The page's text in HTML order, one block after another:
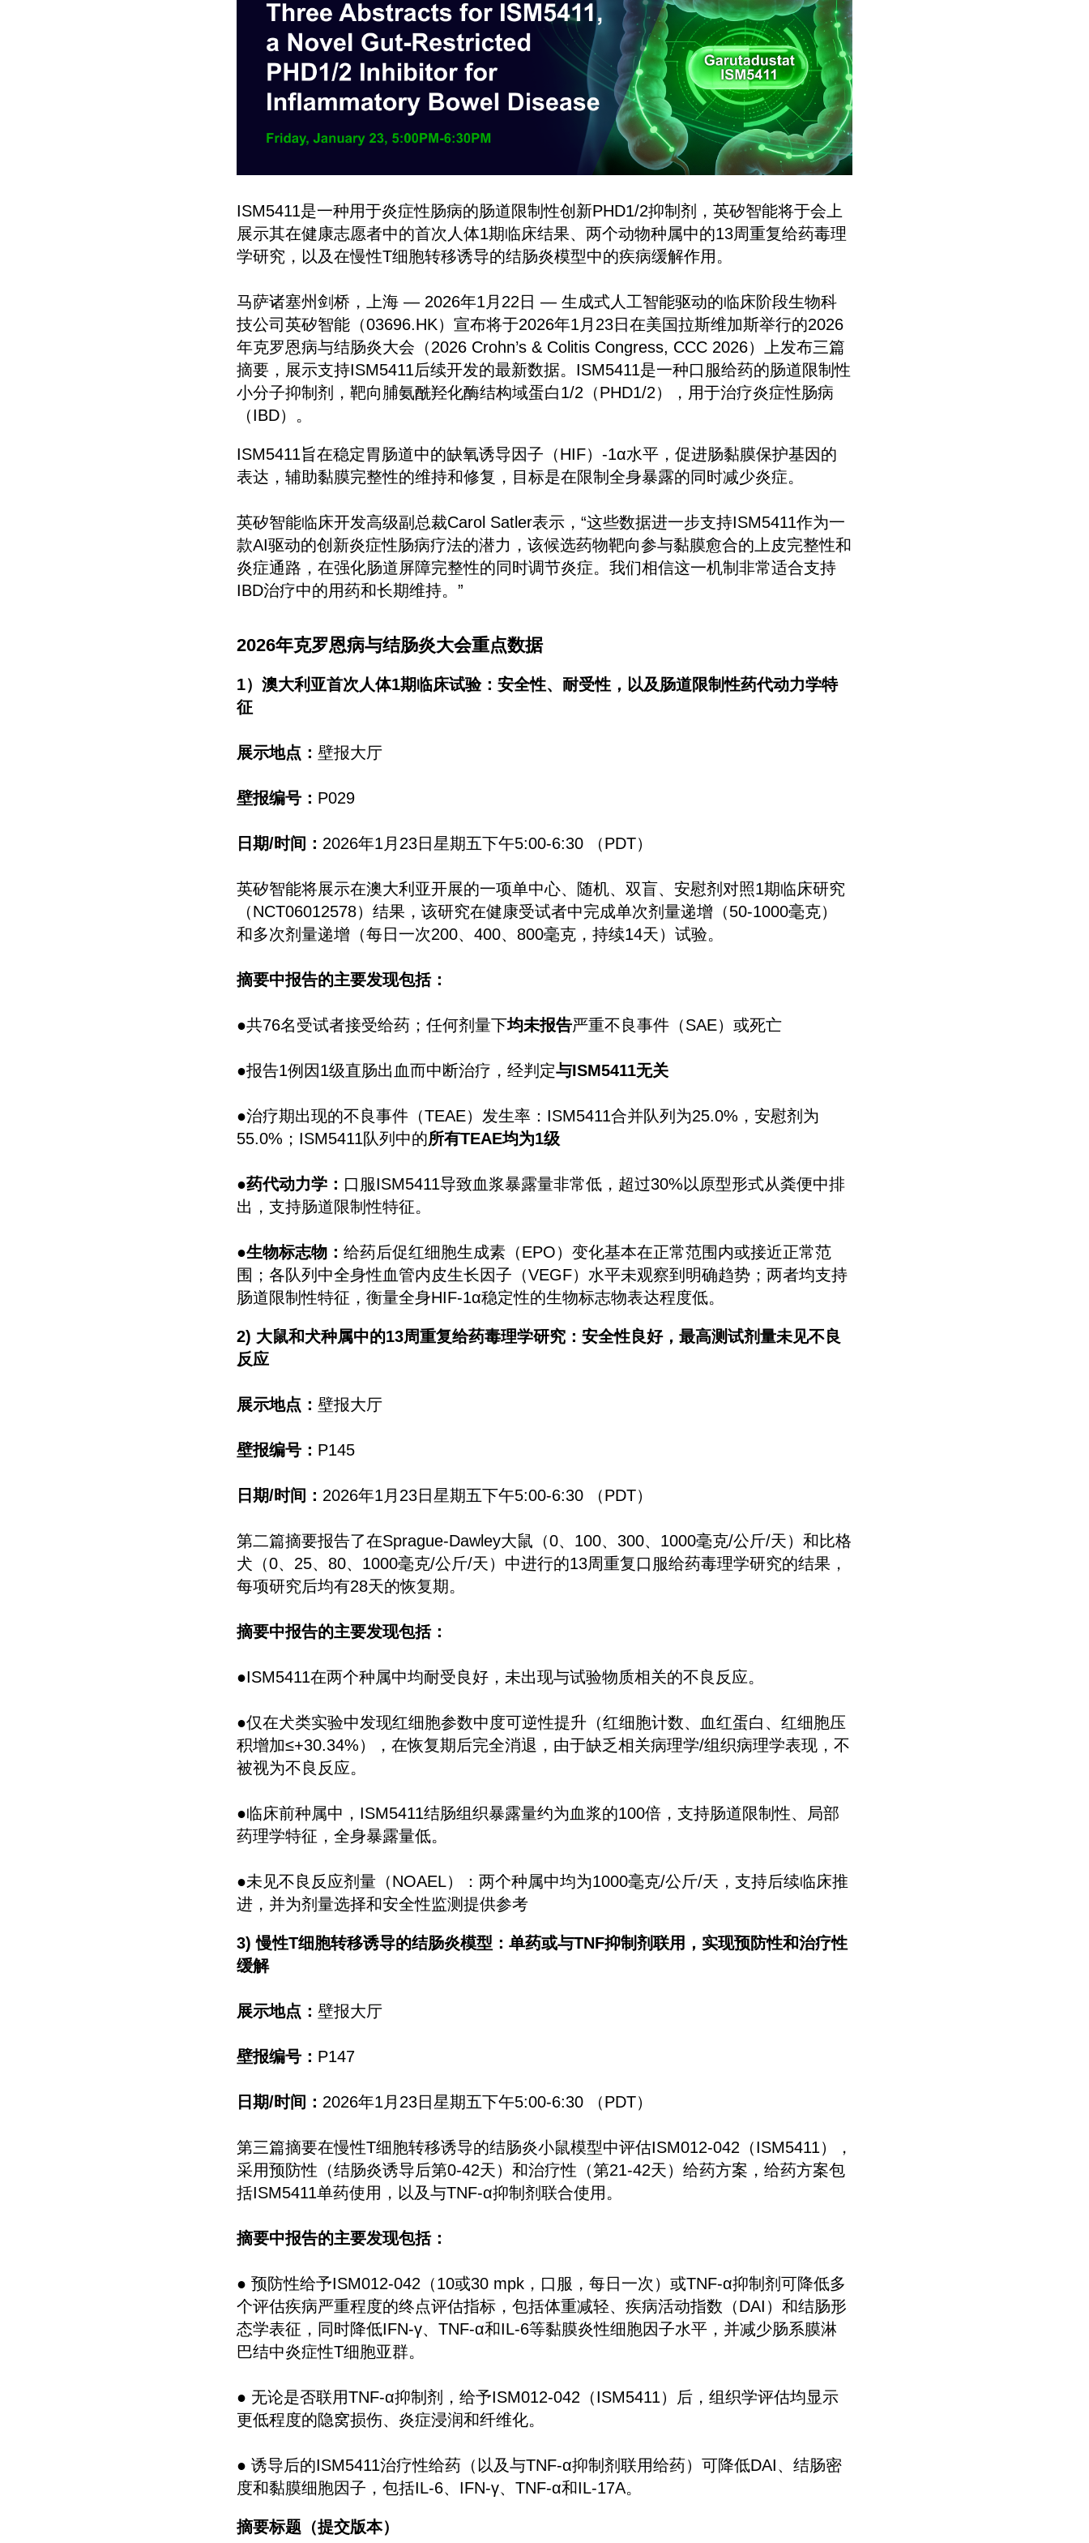
ISM5411是一种用于炎症性肠病的肠道限制性创新PHD1/2抑制剂，英矽智能将于会上
展示其在健康志愿者中的首次人体1期临床结果、两个动物种属中的13周重复给药毒理
学研究，以及在慢性T细胞转移诱导的结肠炎模型中的疾病缓解作用。
马萨诸塞州剑桥，上海 — 2026年1月22日 — 生成式人工智能驱动的临床阶段生物科
技公司英矽智能（03696.HK）宣布将于2026年1月23日在美国拉斯维加斯举行的2026
年克罗恩病与结肠炎大会（2026 Crohn’s & Colitis Congress, CCC 2026）上发布三篇
摘要，展示支持ISM5411后续开发的最新数据。ISM5411是一种口服给药的肠道限制性
小分子抑制剂，靶向脯氨酰羟化酶结构域蛋白1/2（PHD1/2），用于治疗炎症性肠病
（IBD）。
ISM5411旨在稳定胃肠道中的缺氧诱导因子（HIF）-1α水平，促进肠黏膜保护基因的
表达，辅助黏膜完整性的维持和修复，目标是在限制全身暴露的同时减少炎症。
英矽智能临床开发高级副总裁Carol Satler表示，“这些数据进一步支持ISM5411作为一
款AI驱动的创新炎症性肠病疗法的潜力，该候选药物靶向参与黏膜愈合的上皮完整性和
炎症通路，在强化肠道屏障完整性的同时调节炎症。我们相信这一机制非常适合支持
IBD治疗中的用药和长期维持。”
2026年克罗恩病与结肠炎大会重点数据
1）澳大利亚首次人体1期临床试验：安全性、耐受性，以及肠道限制性药代动力学特
征
展示地点： 壁报大厅
壁报编号： P029
日期/时间： 2026年1月23日星期五下午5:00-6:30 （PDT）
英矽智能将展示在澳大利亚开展的一项单中心、随机、双盲、安慰剂对照1期临床研究
（NCT06012578）结果，该研究在健康受试者中完成单次剂量递增（50-1000毫克）
和多次剂量递增（每日一次200、400、800毫克，持续14天）试验。
摘要中报告的主要发现包括：
●共76名受试者接受给药；任何剂量下均未报告严重不良事件（SAE）或死亡
●报告1例因1级直肠出血而中断治疗，经判定与ISM5411无关
●治疗期出现的不良事件（TEAE）发生率：ISM5411合并队列为25.0%，安慰剂为
55.0%；ISM5411队列中的所有TEAE均为1级
●药代动力学： 口服ISM5411导致血浆暴露量非常低，超过30%以原型形式从粪便中排
出，支持肠道限制性特征。
●生物标志物： 给药后促红细胞生成素（EPO）变化基本在正常范围内或接近正常范
围；各队列中全身性血管内皮生长因子（VEGF）水平未观察到明确趋势；两者均支持
肠道限制性特征，衡量全身HIF-1α稳定性的生物标志物表达程度低。
2) 大鼠和犬种属中的13周重复给药毒理学研究：安全性良好，最高测试剂量未见不良
反应
展示地点： 壁报大厅
壁报编号： P145
日期/时间： 2026年1月23日星期五下午5:00-6:30 （PDT）
第二篇摘要报告了在Sprague-Dawley大鼠（0、100、300、1000毫克/公斤/天）和比格
犬（0、25、80、1000毫克/公斤/天）中进行的13周重复口服给药毒理学研究的结果，
每项研究后均有28天的恢复期。
摘要中报告的主要发现包括：
●ISM5411在两个种属中均耐受良好，未出现与试验物质相关的不良反应。
●仅在犬类实验中发现红细胞参数中度可逆性提升（红细胞计数、血红蛋白、红细胞压
积增加≤+30.34%），在恢复期后完全消退，由于缺乏相关病理学/组织病理学表现，不
被视为不良反应。
●临床前种属中，ISM5411结肠组织暴露量约为血浆的100倍，支持肠道限制性、局部
药理学特征，全身暴露量低。
●未见不良反应剂量（NOAEL）：两个种属中均为1000毫克/公斤/天，支持后续临床推
进，并为剂量选择和安全性监测提供参考
3) 慢性T细胞转移诱导的结肠炎模型：单药或与TNF抑制剂联用，实现预防性和治疗性
缓解
展示地点： 壁报大厅
壁报编号： P147
日期/时间： 2026年1月23日星期五下午5:00-6:30 （PDT）
第三篇摘要在慢性T细胞转移诱导的结肠炎小鼠模型中评估ISM012-042（ISM5411），
采用预防性（结肠炎诱导后第0-42天）和治疗性（第21-42天）给药方案，给药方案包
括ISM5411单药使用，以及与TNF-α抑制剂联合使用。
摘要中报告的主要发现包括：
● 预防性给予ISM012-042（10或30 mpk，口服，每日一次）或TNF-α抑制剂可降低多
个评估疾病严重程度的终点评估指标，包括体重减轻、疾病活动指数（DAI）和结肠形
态学表征，同时降低IFN-γ、TNF-α和IL-6等黏膜炎性细胞因子水平，并减少肠系膜淋
巴结中炎症性T细胞亚群。
● 无论是否联用TNF-α抑制剂，给予ISM012-042（ISM5411）后，组织学评估均显示
更低程度的隐窝损伤、炎症浸润和纤维化。
● 诱导后的ISM5411治疗性给药（以及与TNF-α抑制剂联用给药）可降低DAI、结肠密
度和黏膜细胞因子，包括IL-6、IFN-γ、TNF-α和IL-17A。
摘要标题（提交版本）